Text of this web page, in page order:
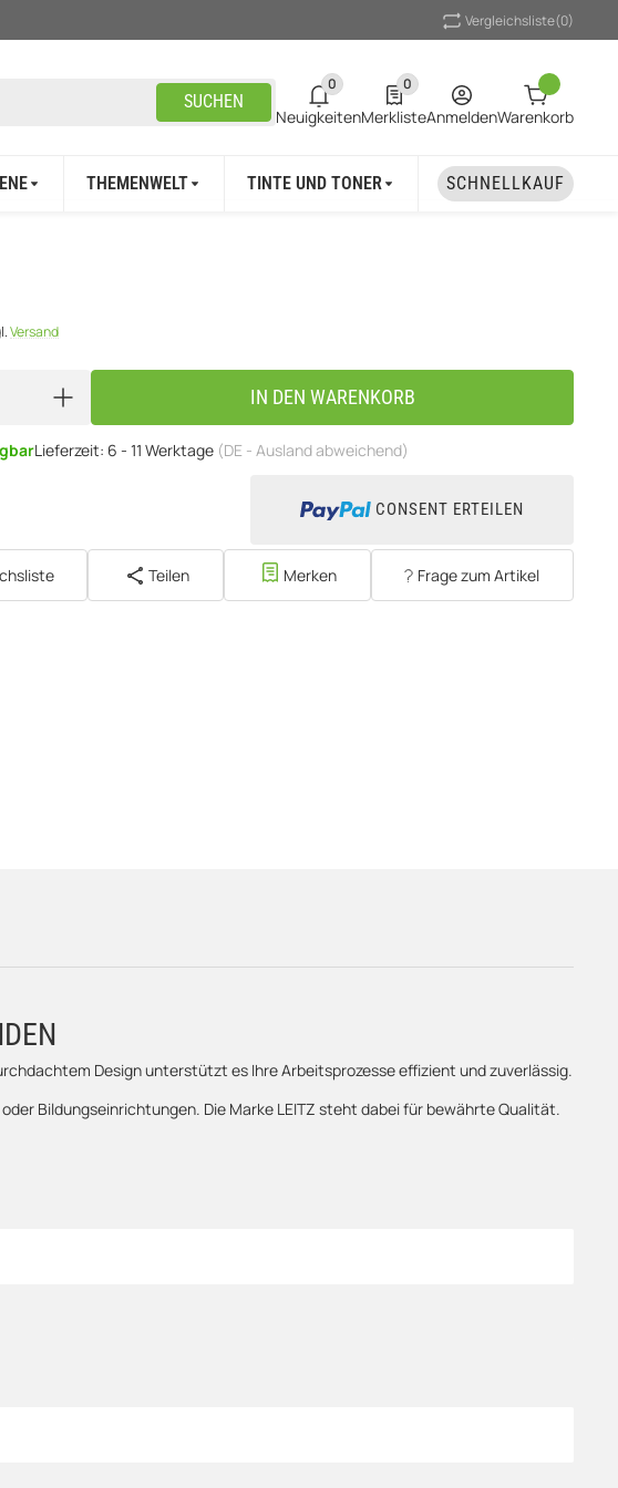
Vergleichsliste(0)
SUCHEN
0
0 neue Notifizierungen
Neuigkeiten
0
0 Produkte in der Liste
MerklisteAnmeldenWarenkorb
THEMENWELT TINTE UND TONER UNSER MARKEN
SCHNELLKAUF
Versand
IN DEN WARENKORB
Lieferzeit: 6 - 11 Werktage (DE - Ausland abweichend)
CONSENT ERTEILEN
Teilen Merken Frage zum Artikel
Design unterstützt es Ihre Arbeitsprozesse effizient und zuverlässig.
Bildungseinrichtungen. Die Marke LEITZ steht dabei für bewährte Qualität.